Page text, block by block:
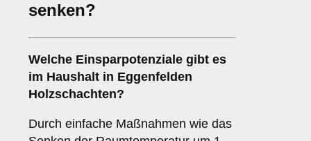
senken?
Welche Einsparpotenziale gibt es
im Haushalt in Eggenfelden
Holzschachten?
Durch einfache Maßnahmen wie das